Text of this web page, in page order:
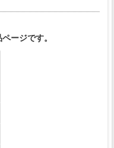
ージです。